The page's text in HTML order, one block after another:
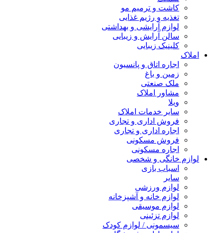
کاشت و ترمیم مو
تغذیه و رژیم غذایی
لوازم آرایشی و بهداشتی
سالن آرایش و زیبایی
کلینیک زیبایی
املاک
اجاره اتاق و پانسیون
زمین و باغ
ملک صنعتی
مشاور املاک
ویلا
سایر خدمات املاک
فروش اداری و تجاری
اجاره اداری و تجاری
فروش مسکونی
اجاره مسکونی
لوازم خانگی و شخصی
اسباب بازی
سایر
لوازم ورزشی
لوازم خانه و آشپزخانه
لوازم موسیقی
لوازم تزئینی
سیسمونی / لوازم کودک